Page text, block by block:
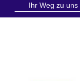
Ihr Weg zu uns